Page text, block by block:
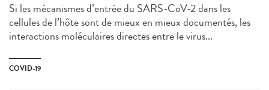
Si les mécanismes d’entrée du SARS-CoV-2 dans les
cellules de l’hôte sont de mieux en mieux documentés, les
interactions moléculaires directes entre le virus...
COVID-19